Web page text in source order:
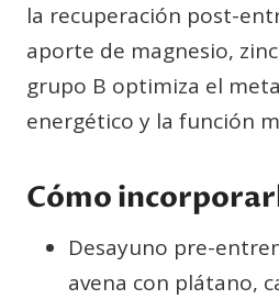
la recuperación post-
aporte de magnesio,
grupo B optimiza el
energético y la función
Cómo
Desayuno pre-
avena con plátano,